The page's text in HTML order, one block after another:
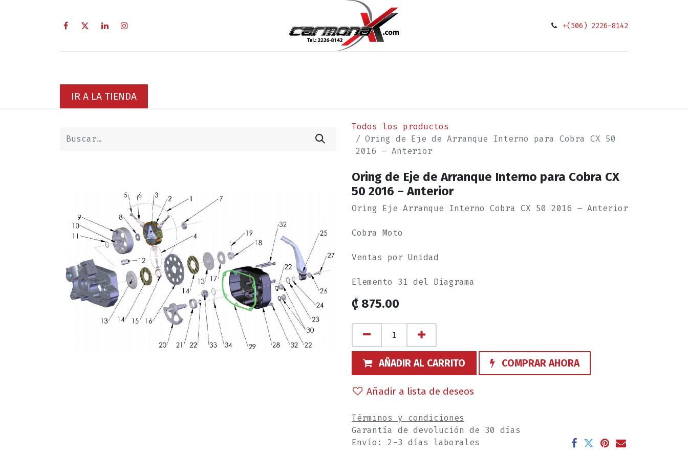
+(506) 2226-8142
IR A LA TIENDA
Todos los productos
Oring de Eje de Arranque Interno para Cobra CX 50
2016 – Anterior
Oring de Eje de Arranque Interno para Cobra CX
50 2016 – Anterior
Oring Eje Arranque Interno Cobra CX 50 2016 – Anterior
Cobra Moto
Ventas por Unidad
Elemento 31 del Diagrama
₡ 875.00
AÑADIR AL CARRITO COMPRAR AHORA
Añadir a lista de deseos
Términos y condiciones
Garantía de devolución de 30 días
Envío: 2-3 días laborales